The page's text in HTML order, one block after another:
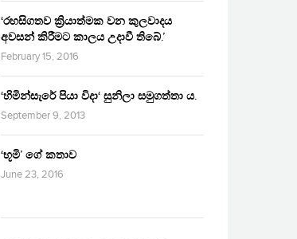
‘රහසිගතව ක්‍රියාත්මක වන කුලවාදය
අවසන් කිරීමට කාලය උදාවී තිබේ.’
February 15, 2016
‘හිමින්සැරේ පියා විදා‘ සුනිලා සමුගත්තා ය.
September 9, 2013
‘භූමි’ ගේ කතාව
June 23, 2016